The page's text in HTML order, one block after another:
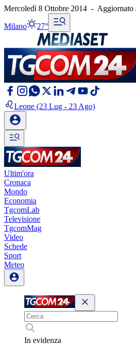
Mercoledì 8 Ottobre 2014 - Aggiornato
Milano 27°
Leone (23 Lug - 23 Ago)
Ultim'ora
Cronaca
Mondo
Economia
TgcomLab
Televisione
TgcomMag
Video
Schede
Sport
Meteo
In evidenza